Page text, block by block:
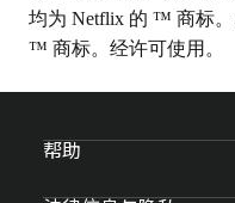
均为 Netflix 的 ™ 商标。
™ 商标。经许可使用。
帮助